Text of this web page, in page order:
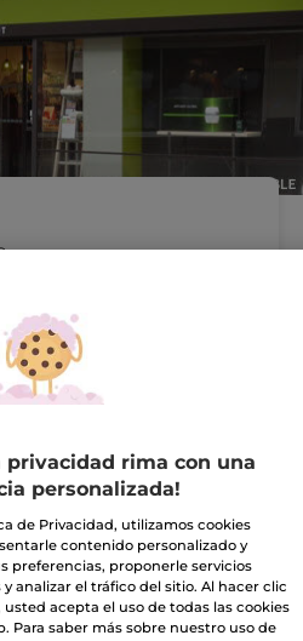
LA TIENDA
10:00 - 13:45
17:00 - 20:00
10:00 - 13:45
privacidad rima con una
personalizada!
de Privacidad, utilizamos cookies
contenido personalizado y
preferencias, proponerle servicios
analizar el tráfico del sitio. Al hacer clic
acepta el uso de todas las cookies
Para saber más sobre nuestro uso de